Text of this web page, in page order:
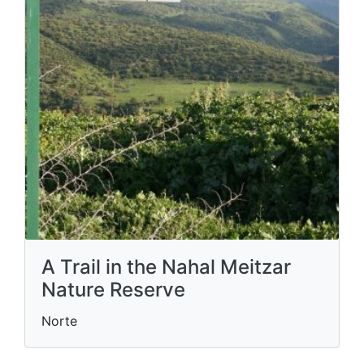
A Trail in the Nahal Meitzar
Nature Reserve
Norte